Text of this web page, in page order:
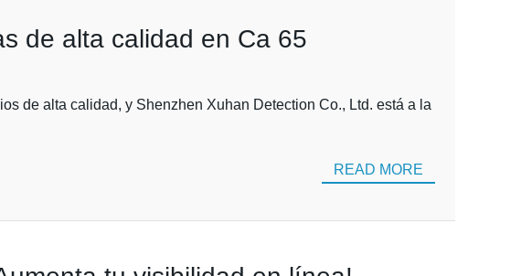
de alta calidad en Ca 65
de alta calidad, y Shenzhen Xuhan Detection Co., Ltd. está a la
READ MORE